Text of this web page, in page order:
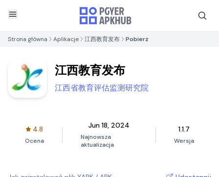
Strona główna Aplikacje 江西教育发布 Pobierz
江西教育发布
江西省教育评估监测研究院
4.8
Ocena
Jun 18, 2024
Najnowsza
aktualizacja
1.1.7
Wersja